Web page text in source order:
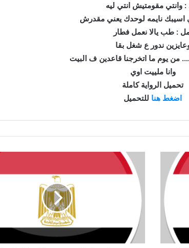
: وانتي مقومتيش انتي ليه
اسيبك نايمه لوحدك يعني مقدرش
: طب يالا نعمل فطار
ندور ع شغل بقا
…. من يوم ما اتخرجنا قاعدين ف البيت
وانا ملييت اوي
تحميل الرواية كاملة
اضغط هنا للتحميل